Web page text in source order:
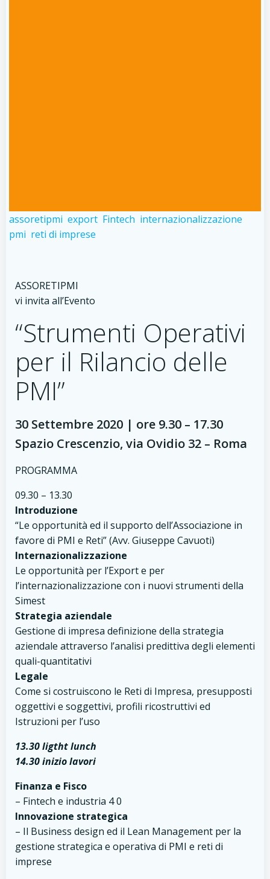
assoretipmi export Fintech internazionalizzazione
pmi reti di imprese
ASSORETIPMI
vi invita all’Evento
“Strumenti Operativi
per il Rilancio delle
PMI”
30 Settembre 2020 | ore 9.30 – 17.30
Spazio Crescenzio, via Ovidio 32 – Roma
PROGRAMMA
09.30 – 13.30
Introduzione
“Le opportunità ed il supporto dell’Associazione in
favore di PMI e Reti” (Avv. Giuseppe Cavuoti)
Internazionalizzazione
Le opportunità per l’Export e per
l’internazionalizzazione con i nuovi strumenti della
Simest
Strategia aziendale
Gestione di impresa definizione della strategia
aziendale attraverso l’analisi predittiva degli elementi
quali-quantitativi
Legale
Come si costruiscono le Reti di Impresa, presupposti
oggettivi e soggettivi, profili ricostruttivi ed
Istruzioni per l’uso
13.30 ligtht lunch
14.30 inizio lavori
Finanza e Fisco
– Fintech e industria 4 0
Innovazione strategica
– Il Business design ed il Lean Management per la
gestione strategica e operativa di PMI e reti di
imprese